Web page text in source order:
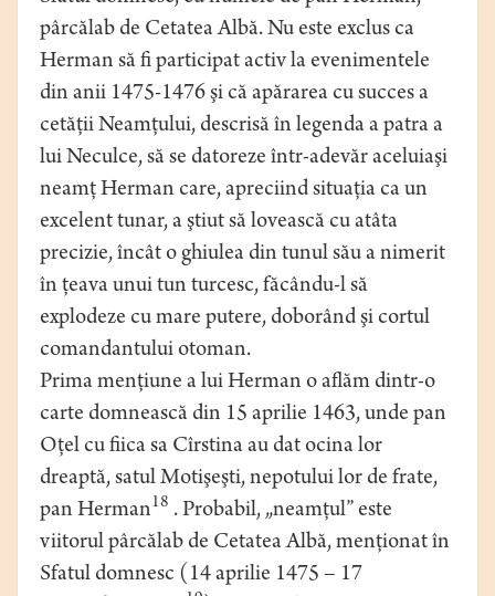
pârcălab de Cetatea Albă. Nu este exclus ca
Herman să fi participat activ la evenimentele
din anii 1475-1476 şi că apărarea cu succes a
cetăţii Neamţului, descrisă în legenda a patra a
lui Neculce, să se datoreze într-adevăr aceluiaşi
neamţ Herman care, apreciind situaţia ca un
excelent tunar, a ştiut să lovească cu atâta
precizie, încât o ghiulea din tunul său a nimerit
în ţeava unui tun turcesc, făcându-l să
explodeze cu mare putere, doborând şi cortul
comandantului otoman.
Prima menţiune a lui Herman o aflăm dintr-o
carte domnească din 15 aprilie 1463, unde pan
Oţel cu fiica sa Cîrstina au dat ocina lor
dreaptă, satul Motişeşti, nepotului lor de frate,
pan Herman18 . Probabil, „neamţul” este
viitorul pârcălab de Cetatea Albă, menţionat în
Sfatul domnesc (14 aprilie 1475 – 17